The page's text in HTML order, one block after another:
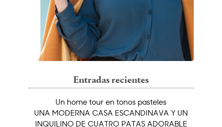
Entradas recientes
Un home tour en tonos pasteles
UNA MODERNA CASA ESCANDINAVA Y UN
INQUILINO DE CUATRO PATAS ADORABLE